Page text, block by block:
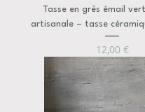
Tasse en grès émail
artisanale – tasse
Prix
12,00 €